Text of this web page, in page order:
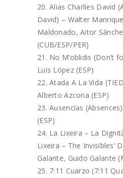
Alias Charlies David
David) – Walter
Maldonado, Aitor
(CUB/ESP/PER)
No M’oblidis (Don’t
Luis López (ESP)
Atada A La Vida
Alberto Azcona (ESP)
Ausencias
(ESP)
La Lixeira – La
Lixeira – The Invisibles’
Galante, Guido Galante
7:11 Cuarzo (7:11